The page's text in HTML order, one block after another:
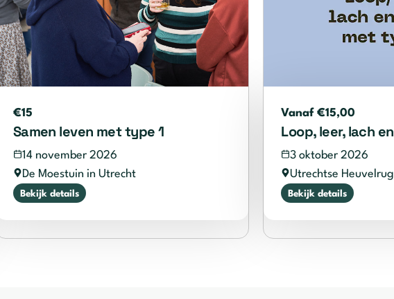
€15
Samen leven met type 1
14 november 2026
De Moestuin in Utrecht
Bekijk details
Vanaf €15,00
Loop, leer, lach
3 oktober 2026
Utrechtse Heuvelrug
Bekijk details